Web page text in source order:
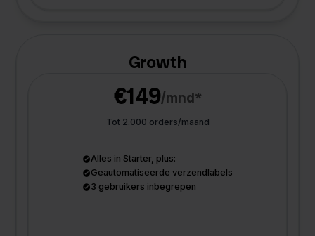
Growth
€149/mnd*
Tot 2.000 orders/maand
Alles in Starter, plus:
Geautomatiseerde verzendlabels
3 gebruikers inbegrepen